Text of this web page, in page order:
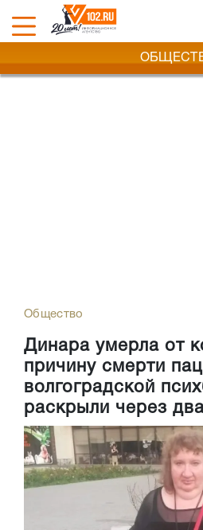
Общество
Динара умерла от
причину смерти
волгоградской
раскрыли через